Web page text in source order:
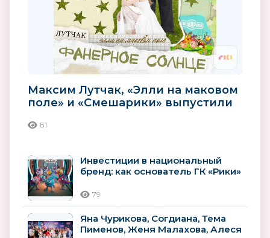
Максим Лутчак, «Элли на маковом
поле» и «Смешарики» выпустили
81
Инвестиции в национальный
бренд: как основатель ГК «Рики»
российскую...
79
Яна Чурикова, Согдиана, Тема
Пименов, Женя Малахова, Алеся